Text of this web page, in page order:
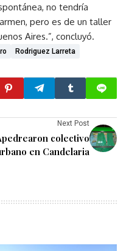
no tendría
pero es de un taller
Aires.”, concluyó.
Rodriguez Larreta
Next Post
colectivo
en Candelaria